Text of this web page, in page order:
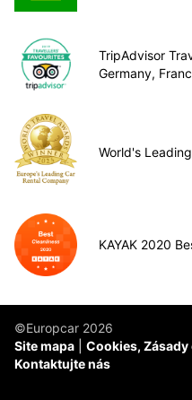
TripAdvisor
Germany,
World's
KAYAK 2020
©Europcar 2026
Site mapa
Cookies,
Kontaktujte nás